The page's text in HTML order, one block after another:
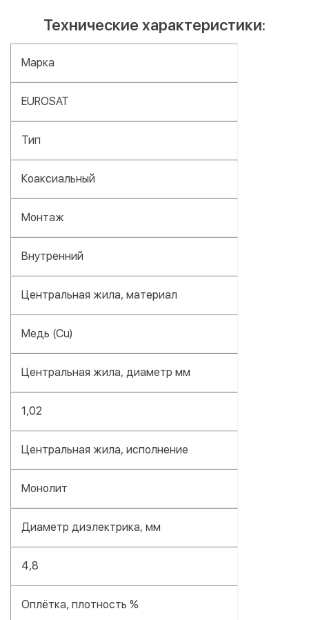
Технические характеристики:
Марка
EUROSAT
Тип
Коаксиальный
Монтаж
Внутренний
Центральная жила, материал
Медь (Cu)
Центральная жила, диаметр мм
1,02
Центральная жила, исполнение
Монолит
Диаметр диэлектрика, мм
4,8
Оплётка, плотность %